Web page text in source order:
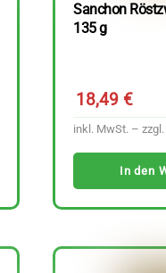
Sanchon
135 g
18,49 €
inkl. MwSt. –
In den